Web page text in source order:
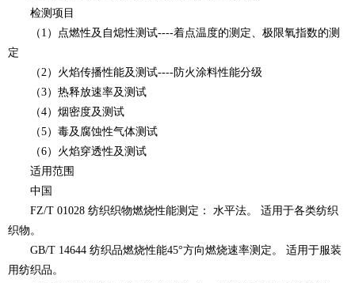
检测项目
（1）点燃性及自熄性测试----着点温度的测定、极限氧指数的测
定
（2）火焰传播性能及测试----防火涂料性能分级
（3）热释放速率及测试
（4）烟密度及测试
（5）毒及腐蚀性气体测试
（6）火焰穿透性及测试
适用范围
中国
FZ/T 01028 纺织织物燃烧性能测定： 水平法。 适用于各类纺织
织物。
GB/T 14644 纺织品燃烧性能45°方向燃烧速率测定。 适用于服装
用纺织品。